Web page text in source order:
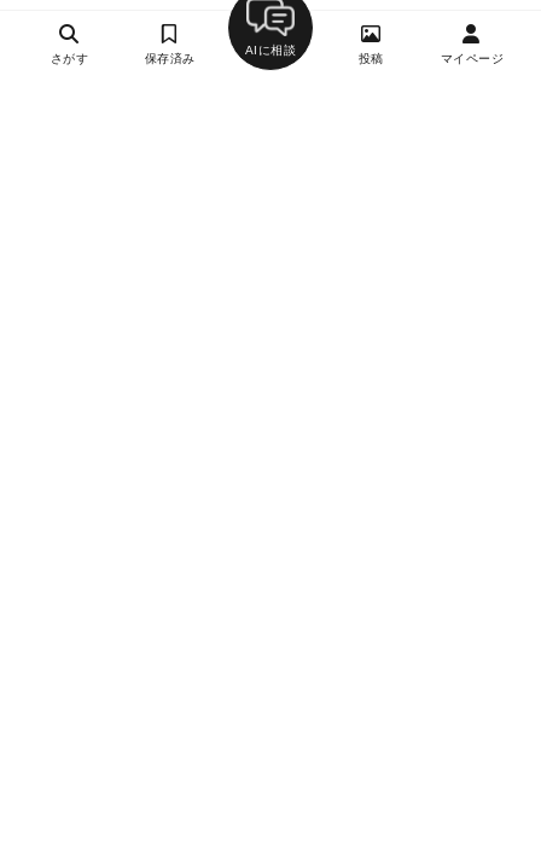
さがす 保存済み
AIに相談
投稿 マイページ